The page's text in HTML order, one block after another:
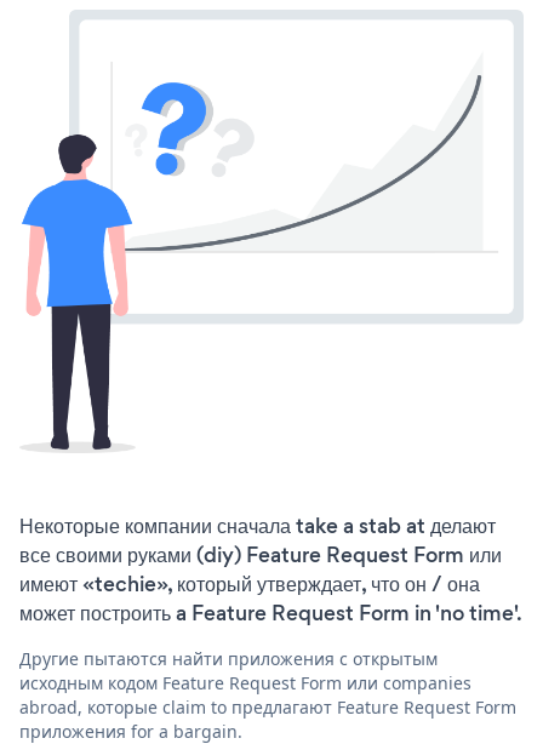
Некоторые компании сначала take a stab at делают
все своими руками (diy) Feature Request Form или
имеют «techie», который утверждает, что он / она
может построить a Feature Request Form in 'no time'.
Другие пытаются найти приложения с открытым
исходным кодом Feature Request Form или companies
abroad, которые claim to предлагают Feature Request Form
приложения for a bargain.